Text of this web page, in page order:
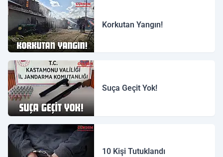
Korkutan Yangın!
Suça Geçit Yok!
10 Kişi Tutuklandı